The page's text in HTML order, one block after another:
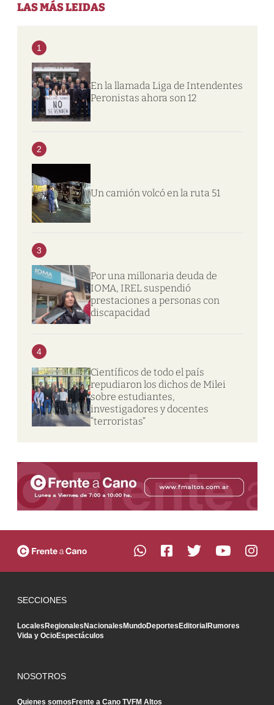
LAS MÁS LEIDAS
1
En la llamada Liga de Intendentes
Peronistas ahora son 12
2
Un camión volcó en la ruta 51
3
Por una millonaria deuda de
IOMA, IREL suspendió
prestaciones a personas con
discapacidad
4
Científicos de todo el país
repudiaron los dichos de Milei
sobre estudiantes,
investigadores y docentes
“terroristas”
SECCIONES
LocalesRegionalesNacionalesMundoDeportesEditorialRumores
Vida y OcioEspectáculos
NOSOTROS
Quienes somosFrente a Cano TVFM Altos